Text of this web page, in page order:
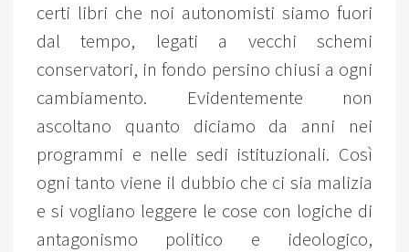
certi libri che noi autonomisti siamo fuori
dal tempo, legati a vecchi schemi
conservatori, in fondo persino chiusi a ogni
cambiamento. Evidentemente non
ascoltano quanto diciamo da anni nei
programmi e nelle sedi istituzionali. Così
ogni tanto viene il dubbio che ci sia malizia
e si vogliano leggere le cose con logiche di
antagonismo politico e ideologico,